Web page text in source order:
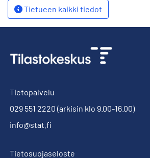
Tietueen kaikki tiedot
Tietopalvelu
029 551 2220 (arkisin klo 9.00-16.00)
info@stat.fi
Tietosuojaseloste